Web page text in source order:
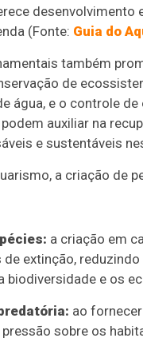
(Fonte: Guia do
também
de
água, e o controle
auxiliar na
e sustentáveis
a criação de
a criação em
extinção,
biodiversidade e os
ao
sobre os